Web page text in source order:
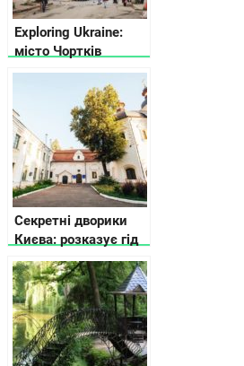
Exploring Ukraine:
місто Чортків
Секретні дворики
Києва: розказує гід